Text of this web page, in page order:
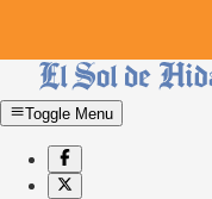
Toggle Menu